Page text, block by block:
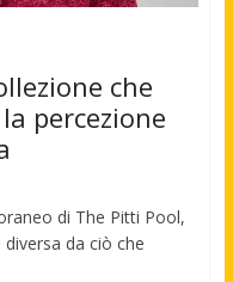
che
percezione
di The Pitti Pool,
da ciò che